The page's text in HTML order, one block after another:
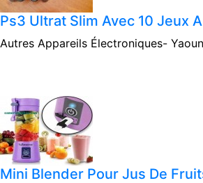
Ps3 Ultrat Slim Avec 10 Jeux
Autres Appareils Électroniques-
Mini Blender Pour Jus De